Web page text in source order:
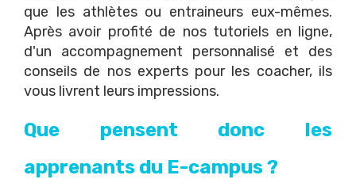
que les athlètes ou entraineurs eux-mêmes.
Après avoir profité de nos tutoriels en ligne,
d'un accompagnement personnalisé et des
conseils de nos experts pour les coacher, ils
vous livrent leurs impressions.
Que pensent donc les
apprenants du E-campus ?